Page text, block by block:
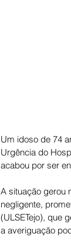
Um idoso de 74
Urgência do
acabou por ser
A situação gerou
negligente,
(ULSETejo), que
a averiguação